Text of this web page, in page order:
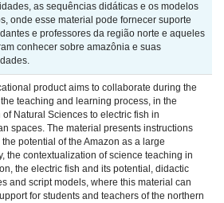
as sequências didáticas e os modelos
onde esse material pode fornecer suporte
e professores da região norte e aqueles
conhecer sobre amazônia e suas
product aims to collaborate during the
teaching and learning process, in the
Natural Sciences to electric fish in
spaces. The material presents instructions
potential of the Amazon as a large
the contextualization of science teaching in
the electric fish and its potential, didactic
and script models, where this material can
for students and teachers of the northern